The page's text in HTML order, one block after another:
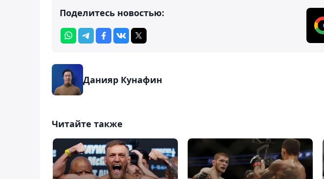
Поделитесь новостью:
Данияр Кунафин
Читайте также